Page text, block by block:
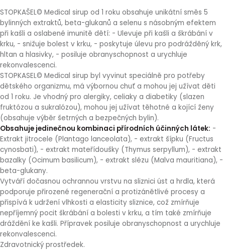
STOPKAŠEL© Medical sirup od 1 roku obsahuje unikátní směs 5
bylinných extraktů, beta-glukanů a selenu s násobným efektem
při kašli a oslabené imunitě dětí: - Ulevuje při kašli a škrábání v
krku, - snižuje bolest v krku, - poskytuje úlevu pro podrážděný krk,
hltan a hlasivky, - posiluje obranyschopnost a urychluje
rekonvalescenci.
STOPKASEL© Medical sirup byl vyvinut speciálně pro potřeby
dětského organizmu, má výbornou chuť a mohou jej užívat děti
od 1 roku. Je vhodný pro alergiky, celiaky a diabetiky (slazen
fruktózou a sukralózou), mohou jej užívat těhotné a kojící ženy
(obsahuje výběr šetrných a bezpečných bylin).
Obsahuje jedinečnou kombinaci přírodních účinných látek: -
Extrakt jitrocele (Plantago lanceolata), - extrakt šípku (Fructus
cynosbati), - extrakt mateřídoušky (Thymus serpyllum), - extrakt
bazalky (Ocimum basilicum), - extrakt slézu (Malva mauritiana), -
beta-glukany.
Vytváří dočasnou ochrannou vrstvu na sliznici úst a hrdla, která
podporuje přirozené regenerační a protizánětlivé procesy a
přispívá k udržení vlhkosti a elasticity sliznice, což zmírňuje
nepříjemný pocit škrábání a bolesti v krku, a tím také zmírňuje
dráždění ke kašli. Přípravek posiluje obranyschopnost a urychluje
rekonvalescenci.
Zdravotnický prostředek.